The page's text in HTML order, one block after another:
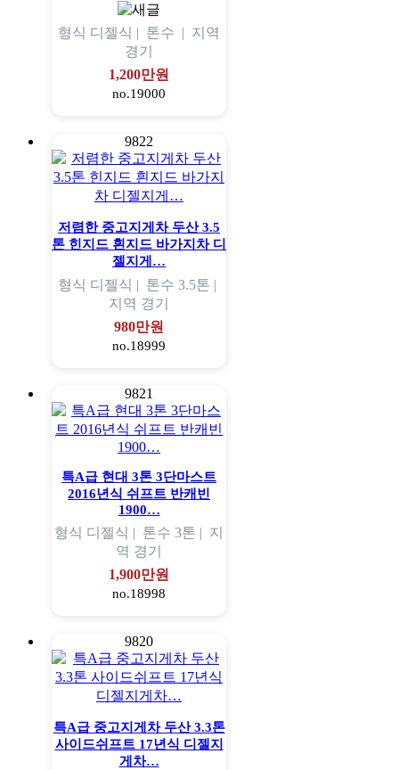
형식 디젤식 | 톤수 | 지역
경기
1,200만원
no.19000
9822
저렴한 중고지게차 두산 3.5
톤 힌지드 흰지드 바가지차 디
젤지게…
형식 디젤식 | 톤수 3.5톤 |
지역 경기
980만원
no.18999
9821
특A급 현대 3톤 3단마스트
2016년식 쉬프트 반캐빈
1900…
형식 디젤식 | 톤수 3톤 | 지
역 경기
1,900만원
no.18998
9820
특A급 중고지게차 두산 3.3톤
사이드쉬프트 17년식 디젤지
게차…